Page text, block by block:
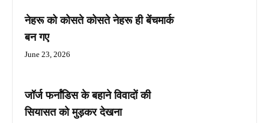
नेहरू को कोसते कोसते नेहरू ही बेंचमार्क
बन गए
June 23, 2026
जॉर्ज फर्नांडिस के बहाने विवादों की
सियासत को मुड़कर देखना